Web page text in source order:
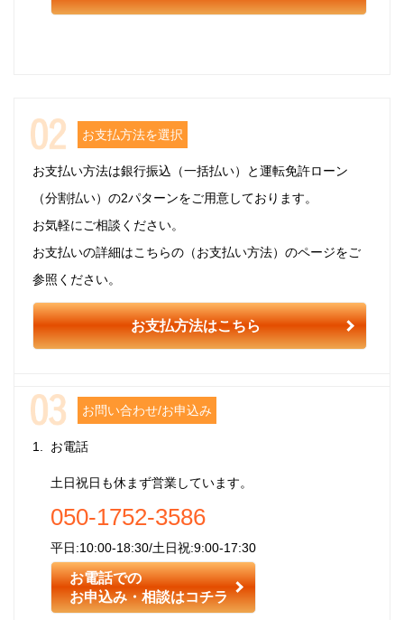
お支払方法を選択
お支払い方法は銀行振込（一括払い）と運転免許ローン
（分割払い）の2パターンをご用意しております。
お気軽にご相談ください。
お支払いの詳細はこちらの（お支払い方法）のページをご
参照ください。
お支払方法はこちら
お問い合わせ/お申込み
お電話
土日祝日も休まず営業しています。
050-1752-3586
平日:10:00-18:30/土日祝:9:00-17:30
お電話での
お申込み・相談はコチラ